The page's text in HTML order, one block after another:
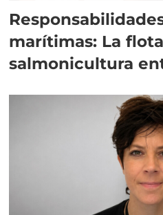
marítimas: La
salmonicultura